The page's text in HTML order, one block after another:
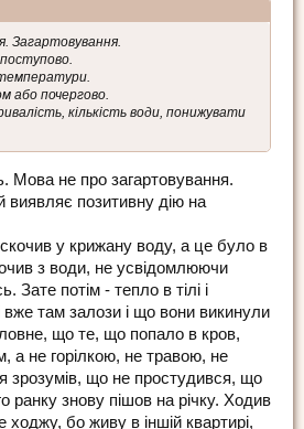
Загартовування.
або почергово.
кількість води, понижувати
Мова не про загартовування.
виявляє позитивну дію на
у крижану воду, а це було в
з води, не усвідомлюючи
Зате потім - тепло в тілі і
вже там залози і що вони викинули
що те, що попало в кров,
а не горілкою, не травою, не
зрозумів, що не простудився, що
ранку знову пішов на річку. Ходив
ходжу, бо живу в іншій квартирі,